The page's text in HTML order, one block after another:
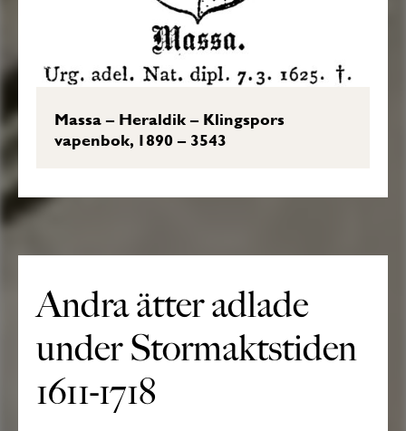
Massa – Heraldik – Klingspors
vapenbok, 1890 – 3543
Andra ätter adlade
under Stormaktstiden
1611-1718